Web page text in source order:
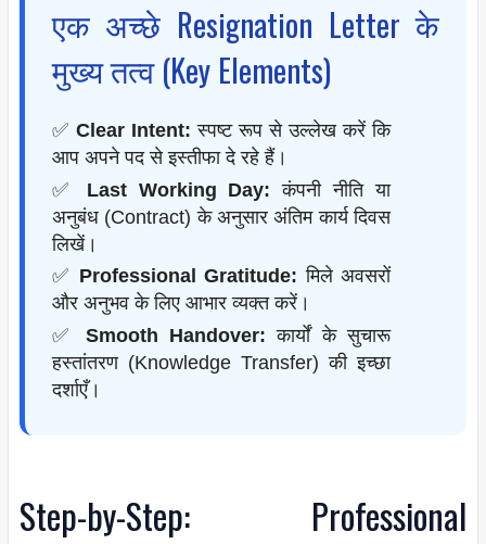
एक अच्छे Resignation Letter के
मुख्य तत्व (Key Elements)
✅ Clear Intent: स्पष्ट रूप से उल्लेख करें कि
आप अपने पद से इस्तीफा दे रहे हैं।
✅ Last Working Day: कंपनी नीति या
अनुबंध (Contract) के अनुसार अंतिम कार्य दिवस
लिखें।
✅ Professional Gratitude: मिले अवसरों
और अनुभव के लिए आभार व्यक्त करें।
✅ Smooth Handover: कार्यों के सुचारू
हस्तांतरण (Knowledge Transfer) की इच्छा
दर्शाएँ।
Step-by-Step: Professional